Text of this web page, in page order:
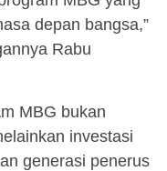
depan bangsa,”
Rabu
MBG bukan
investasi
generasi penerus